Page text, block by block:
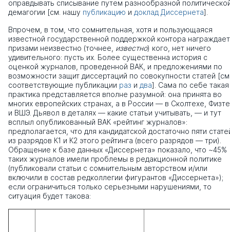
оправдывать списывание путем разнообразной
демагогии [см. нашу публикацию и доклад Диссернета].
Впрочем, в том, что сомнительная, хотя и пользующаяся
известной государственной поддержкой контора награждает
призами неизвестно (точнее, известно) кого, нет ничего
удивительного: пусть их. Более существенна история с
оценкой журналов, проведенной ВАК, и предложениями по
возможности защит диссертаций по совокупности статей
соответствующие публикации раз и два]. Сама по себе такая
практика представляется вполне разумной: она принята во
многих европейских странах, а в России — в Сколтехе,
и ВШЭ. Дьявол в деталях — какие статьи учитывать, — и тут
всплыл опубликованный ВАК «рейтинг журналов»:
предполагается, что для кандидатской достаточно пяти
из разрядов К1 и К2 этого рейтинга (всего разрядов — три).
Обращение к базе данных «Диссернета» показало, что ~45%
таких журналов имели проблемы в редакционной политике
(публиковали статьи с сомнительным авторством и/или
включили в состав редколлегии фигурантов «Диссернета»);
если ограничиться только серьезными нарушениями, то
ситуация будет такова: